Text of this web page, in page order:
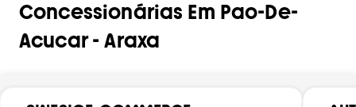
Concessionárias Em Pao-De-
Acucar-Araxa